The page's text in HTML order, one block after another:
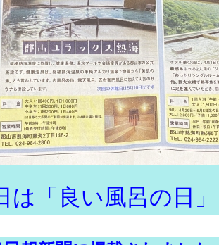
は「良い風呂の日」